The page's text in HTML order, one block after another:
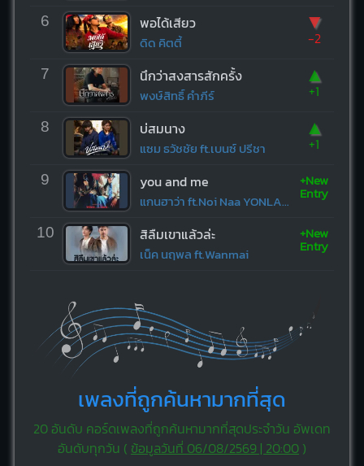
6 พอได้เสียว
ดิด คิตตี้
▼
-2
7 นึกว่าสงสารสักครั้ง
พงษ์สิทธิ์ คำภีร์
▲
+1
8 บ่สมนาง
แซม ธวัชชัย ft.เบนซ์ ปรีชา
▲
+1
9 you and me
แกนฮาว่า ft.Noi Naa YONLAPA
+New
Entry
10 สิลืมเขาแล้วล่ะ
เน็ค นฤพล ft.Wanmai
+New
Entry
เพลงที่ถูกค้นหามากที่สุด
20 อันดับ คอร์ดเพลงที่ถูกค้นหามากที่สุดประจำวัน อัพเดท
อันดับทุกวัน ( ข้อมูลวันที่ 06/08/2569 | 20:00)